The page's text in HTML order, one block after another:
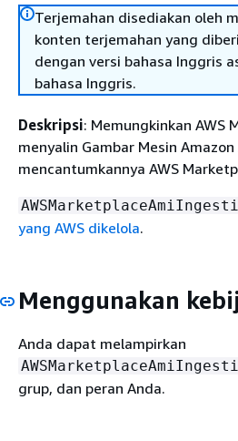
Terjemahan disediakan oleh
konten terjemahan yang
dengan versi bahasa Inggris
bahasa Inggris.
Deskripsi: Memungkinkan AWS
menyalin Gambar Mesin
mencantumkannya AWS
yang AWS dikelola.
Menggunakan
Anda dapat melampirkan
grup, dan peran Anda.